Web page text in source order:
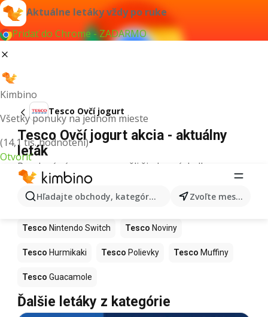
Aktuálne letáky vždy po ruke
Pridať do Chrome - ZADARMO
Kimbino
Všetky ponuky na jednom mieste
(14,1 tis. hodnotení)
Otvoriť
Hľadajte obchody, kategórie, produkty... Zvoľte mesto
Tesco Ovčí jogurt
Tesco Ovčí jogurt akcia - aktuálny
leták
Pre daný výraz sme nenašli žiadne výsledky.
Ďalšie produkty v obchodoch Tesco
Tesco Kapor Tesco Ashwagandha
Tesco Nintendo Switch Tesco Noviny
Tesco Hurmikaki Tesco Polievky Tesco Muffiny
Tesco Guacamole
Ďalšie letáky z kategórie